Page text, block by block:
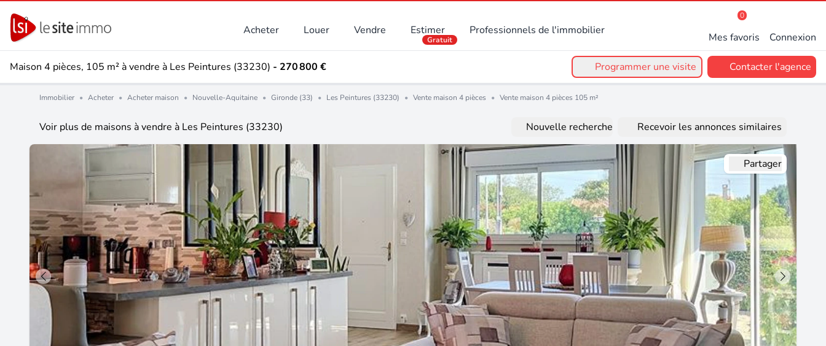
Acheter Louer Vendre Estimer
Gratuit
Professionnels de l'immobilier
0
Mes favoris Connexion
Maison 4 pièces, 105 m² à vendre à Les Peintures (33230) - 270 800 € Programmer une visite Contacter l'agence
Immobilier • Acheter • Acheter maison • Nouvelle-Aquitaine • Gironde (33) • Les Peintures (33230) • Vente maison 4 pièces • Vente maison 4 pièces 105 m²
Voir plus de maisons à vendre à Les Peintures (33230) Nouvelle recherche Recevoir les annonces similaires
Partager